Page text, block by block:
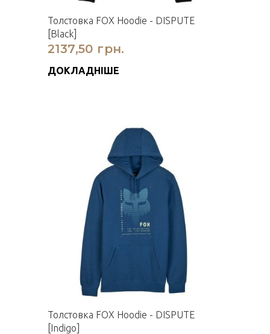
Толстовка FOX Hoodie - DISPUTE
[Black]
2137,50 грн.
ДОКЛАДНІШЕ
Толстовка FOX Hoodie - DISPUTE
[Indigo]